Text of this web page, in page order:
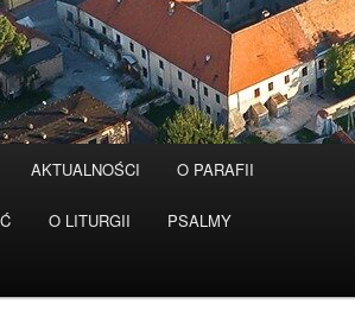
AKTUALNOŚCI O PARAFII
O LITURGII PSALMY